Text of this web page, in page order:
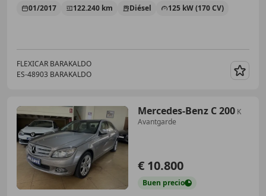
01/2017 122.240 km Diésel 125 kW (170 CV)
FLEXICAR BARAKALDO
ES-48903 BARAKALDO
Mercedes-Benz C 200 K
Avantgarde
€ 10.800
Buen precio